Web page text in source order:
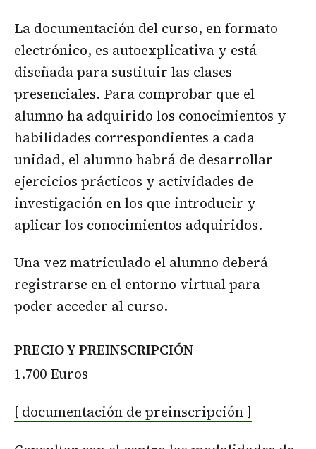
La documentación del curso, en formato
electrónico, es autoexplicativa y está
diseñada para sustituir las clases
presenciales. Para comprobar que el
alumno ha adquirido los conocimientos y
habilidades correspondientes a cada
unidad, el alumno habrá de desarrollar
ejercicios prácticos y actividades de
investigación en los que introducir y
aplicar los conocimientos adquiridos.
Una vez matriculado el alumno deberá
registrarse en el entorno virtual para
poder acceder al curso.
PRECIO Y PREINSCRIPCIÓN
1.700 Euros
[ documentación de preinscripción ]